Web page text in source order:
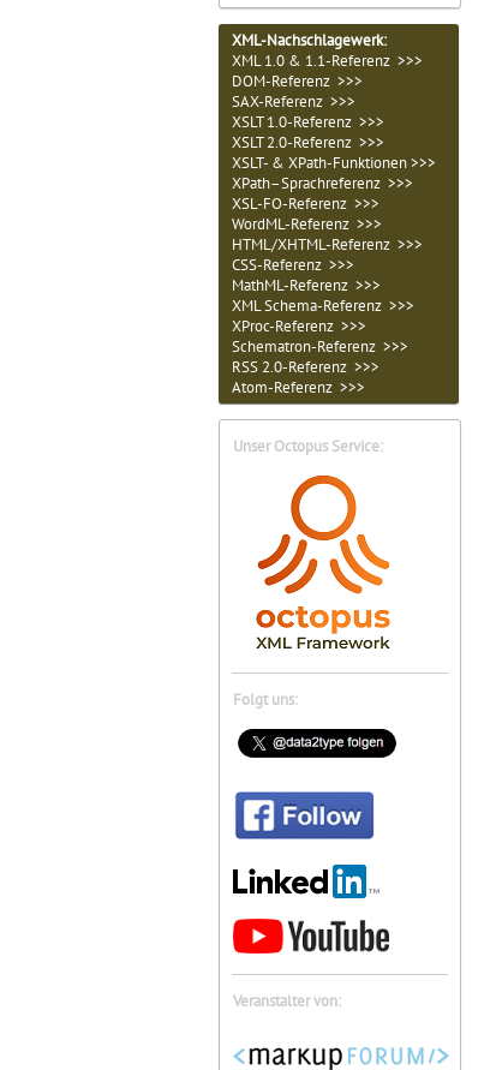
XML-Nachschlagewerk:
XML 1.0 & 1.1-Referenz >>>
DOM-Referenz >>>
SAX-Referenz >>>
XSLT 1.0-Referenz >>>
XSLT 2.0-Referenz >>>
XSLT- & XPath-Funktionen >>>
XPath–Sprachreferenz >>>
XSL-FO-Referenz >>>
WordML-Referenz >>>
HTML/XHTML-Referenz >>>
CSS-Referenz >>>
MathML-Referenz >>>
XML Schema-Referenz >>>
XProc-Referenz >>>
Schematron-Referenz >>>
RSS 2.0-Referenz >>>
Atom-Referenz >>>
Unser Octopus Service:
Folgt uns:
Veranstalter von: